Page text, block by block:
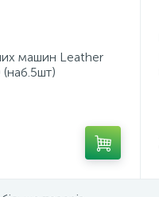
машин Leather